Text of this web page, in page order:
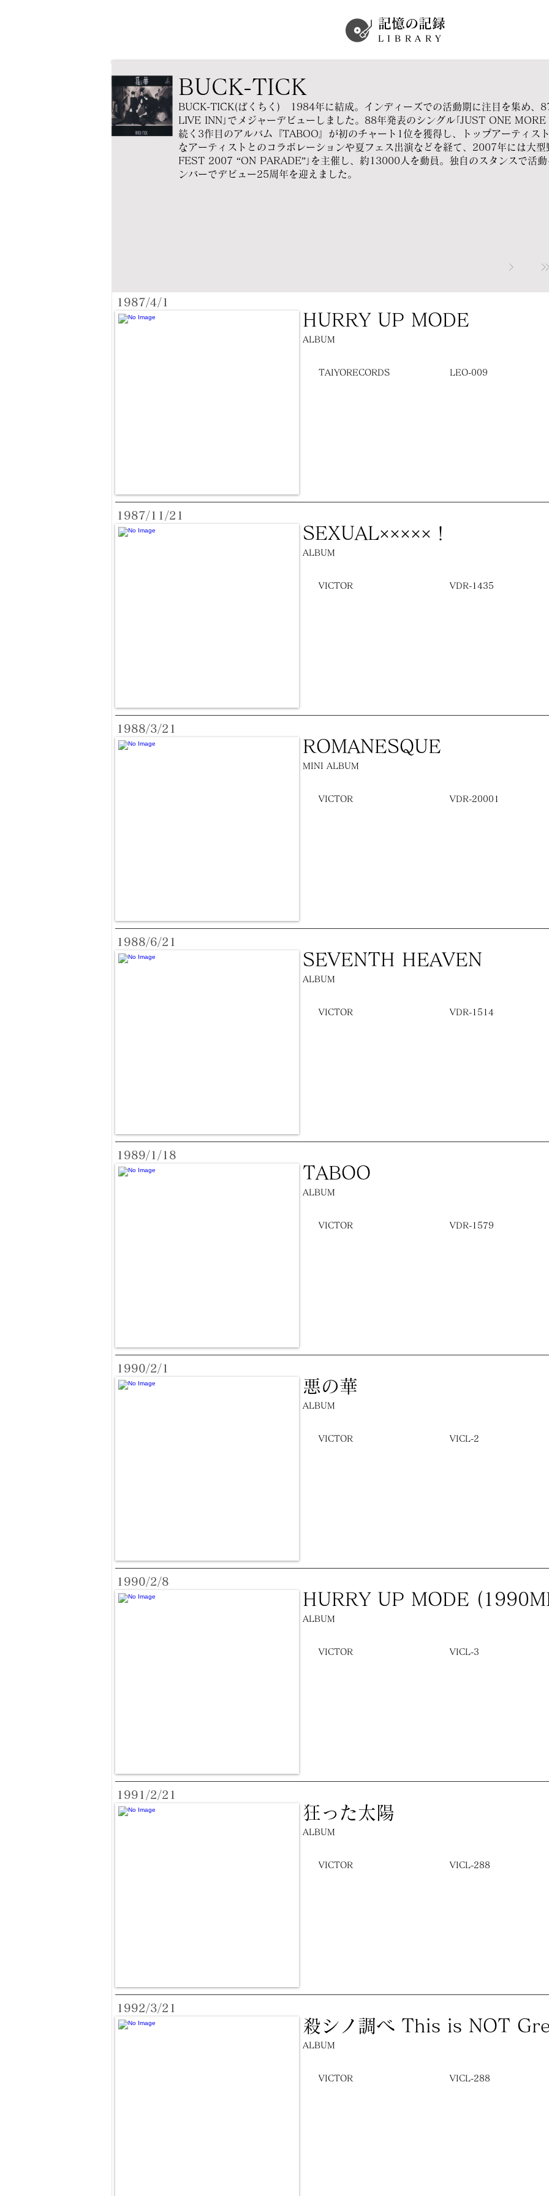
記憶の記録
LIBRARY
BUCK-TICK
BUCK-TICK(ばくちく) 1984年に結成。インディーズでの活動期に注目を集め、
LIVE INN｣でメジャーデビューしました。88年発表のシングル｢JUST ONE
続く3作目のアルバム『TABOO』が初のチャート1位を獲得し、トップアーティス
なアーティストとのコラボレーションや夏フェス出演などを経て、2007年には大
FEST 2007 “ON PARADE”｣を主催し、約13000人を動員。独自のスタンスで活
ンバーでデビュー25周年を迎えました。
1987/4/1
HURRY UP MODE
ALBUM
TAIYORECORDS LEO-009
1987/11/21
SEXUAL×××××！
ALBUM
VICTOR VDR-1435
1988/3/21
ROMANESQUE
MINI ALBUM
VICTOR VDR-20001
1988/6/21
SEVENTH HEAVEN
ALBUM
VICTOR VDR-1514
1989/1/18
TABOO
ALBUM
VICTOR VDR-1579
1990/2/1
悪の華
ALBUM
VICTOR VICL-2
1990/2/8
HURRY UP MODE
ALBUM
VICTOR VICL-3
1991/2/21
狂った太陽
ALBUM
VICTOR VICL-288
1992/3/21
殺シノ調ベ This is NOT
ALBUM
VICTOR VICL-288